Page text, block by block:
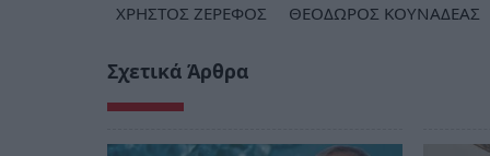
ΧΡΗΣΤΟΣ ΖΕΡΕΦΟΣ
ΘΕΟΔΩΡΟΣ ΚΟΥΝΑΔΕΑΣ
Σχετικά Άρθρα